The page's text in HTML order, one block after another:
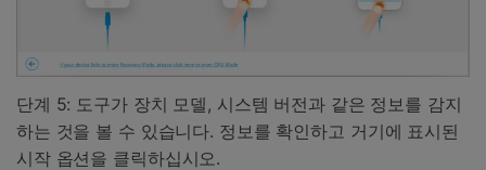
단계 5: 도구가 장치 모델, 시스템 버전과 같은 정보를 감지
하는 것을 볼 수 있습니다. 정보를 확인하고 거기에 표시된
시작 옵션을 클릭하십시오.